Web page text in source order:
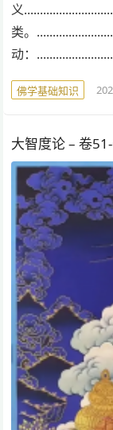
义
类。
动：
佛学基础知识
大智度论 – 卷